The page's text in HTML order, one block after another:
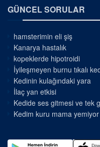
GÜNCEL SORULAR
hamsterimin eli şiş
Kanarya hastalık
kopeklerde hipotroidi
İyileşmeyen burnu tıkalı
Kedinin kulağındaki yara
İlaç yan etkisi
Kedide ses gitmesi ve tek
Kedim kuru mama yemiyor